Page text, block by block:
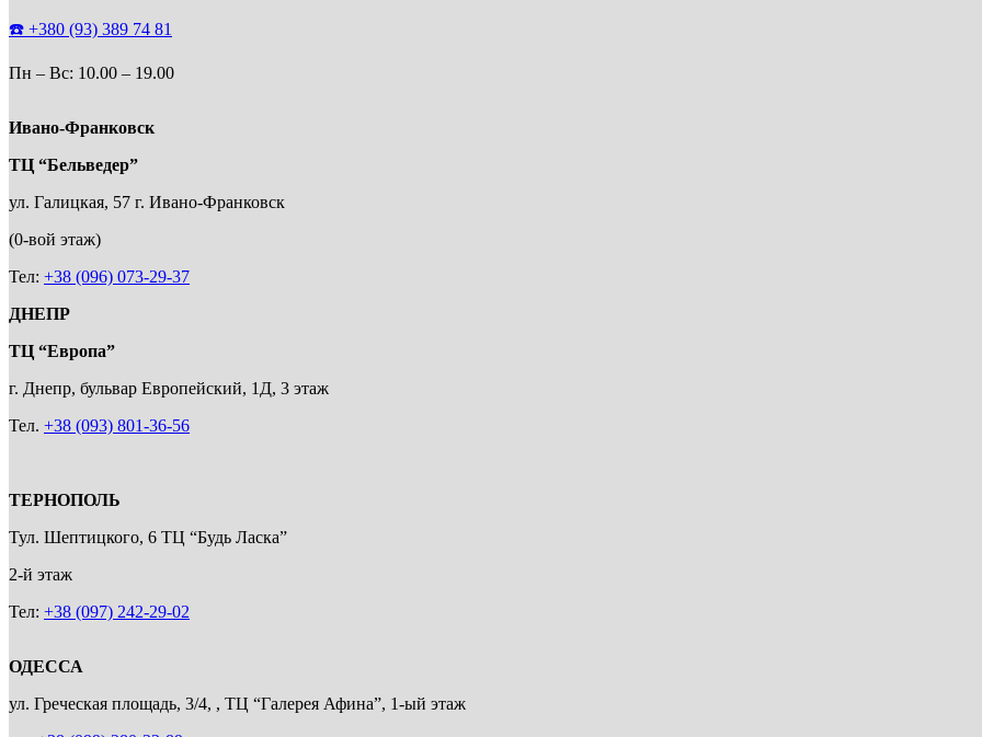
☎️ +380 (93) 389 74 81
Пн – Bc: 10.00 – 19.00
Ивано-Франковск
ТЦ “Бельведер”
ул. Галицкая, 57 г. Ивано-Франковск
(0-вой этаж)
Тел: +38 (096) 073-29-37
ДНЕПР
ТЦ “Европа”
г. Днепр, бульвар Европейский, 1Д, 3 этаж
Тел. +38 (093) 801-36-56
ТЕРНОПОЛЬ
Тул. Шептицкого, 6 ТЦ “Будь Ласка”
2-й этаж
Тел: +38 (097) 242-29-02
ОДЕССА
ул. Греческая площадь, 3/4, , ТЦ “Галерея Афина”, 1-ый этаж